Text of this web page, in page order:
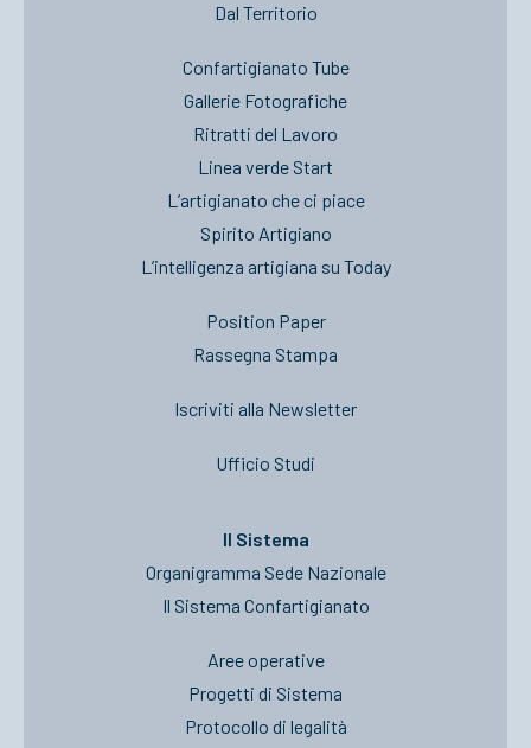
Dal Territorio
Confartigianato Tube
Gallerie Fotografiche
Ritratti del Lavoro
Linea verde Start
L’artigianato che ci piace
Spirito Artigiano
L’intelligenza artigiana su Today
Position Paper
Rassegna Stampa
Iscriviti alla Newsletter
Ufficio Studi
Il Sistema
Organigramma Sede Nazionale
Il Sistema Confartigianato
Aree operative
Progetti di Sistema
Protocollo di legalità